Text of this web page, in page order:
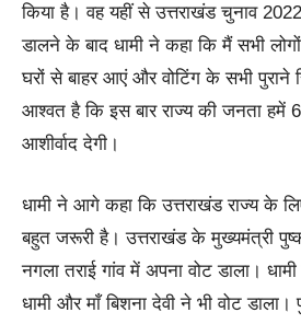
किया है। वह यहीं से उत्तराखंड चुनाव
डालने के बाद धामी ने कहा कि मैं सभी
घरों से बाहर आएं और वोटिंग के सभी पुराने
आश्वत है कि इस बार राज्य की जनता हमें
आशीर्वाद देगी।
धामी ने आगे कहा कि उत्तराखंड राज्य के
बहुत जरूरी है। उत्तराखंड के मुख्यमंत्री
नगला तराई गांव में अपना वोट डाला।
धामी और माँ बिशना देवी ने भी वोट डाला।